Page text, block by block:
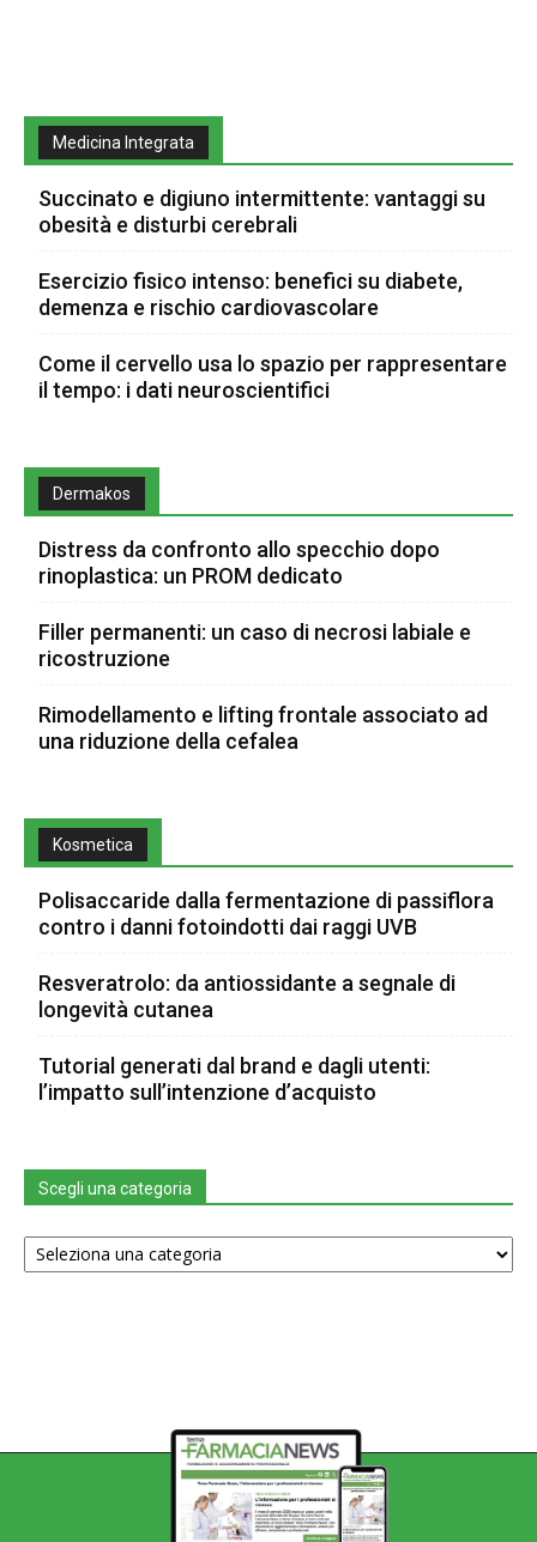
Medicina Integrata
Succinato e digiuno intermittente: vantaggi su
obesità e disturbi cerebrali
Esercizio fisico intenso: benefici su diabete,
demenza e rischio cardiovascolare
Come il cervello usa lo spazio per rappresentare
il tempo: i dati neuroscientifici
Dermakos
Distress da confronto allo specchio dopo
rinoplastica: un PROM dedicato
Filler permanenti: un caso di necrosi labiale e
ricostruzione
Rimodellamento e lifting frontale associato ad
una riduzione della cefalea
Kosmetica
Polisaccaride dalla fermentazione di passiflora
contro i danni fotoindotti dai raggi UVB
Resveratrolo: da antiossidante a segnale di
longevità cutanea
Tutorial generati dal brand e dagli utenti:
l’impatto sull’intenzione d’acquisto
Scegli una categoria
Scegli
una